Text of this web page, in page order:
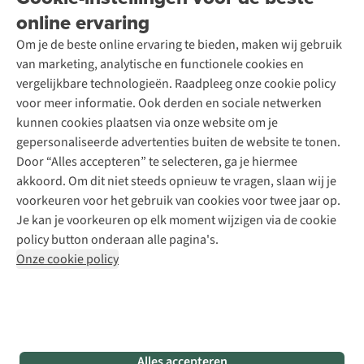
online ervaring
Om je de beste online ervaring te bieden, maken wij gebruik
van marketing, analytische en functionele cookies en
vergelijkbare technologieën. Raadpleeg onze cookie policy
voor meer informatie. Ook derden en sociale netwerken
kunnen cookies plaatsen via onze website om je
gepersonaliseerde advertenties buiten de website te tonen.
Door “Alles accepteren” te selecteren, ga je hiermee
akkoord. Om dit niet steeds opnieuw te vragen, slaan wij je
voorkeuren voor het gebruik van cookies voor twee jaar op.
Je kan je voorkeuren op elk moment wijzigen via de cookie
policy button onderaan alle pagina's.
Onze cookie policy
Contact
Over A.S.Adventure
Toegankelijkheidsverklaring
Wasservice
Schoenonderhoud
Schoenherstelling
Kledingherstelling
Retouches
Voor bedrijven
Podcast
Explore Academy
Explore Camp
Gear Check
Inspiratie & advies
Meld je aan voor de nieuwsbrief
Follow us
Disclaimer Privacy Policy
Algemene voorwaarden
Cookie Policy